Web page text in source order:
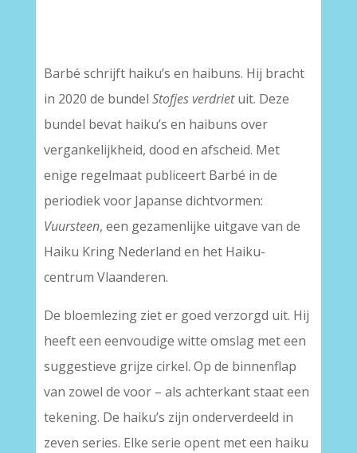
Barbé schrijft haiku’s en haibuns. Hij bracht
in 2020 de bundel Stofjes verdrietuit. Deze
bundel bevat haiku’s en haibuns over
vergankelijkheid, dood en afscheid. Met
enige regelmaat publiceert Barbé in de
periodiek voor Japanse dichtvormen:
Vuursteen, een gezamenlijke uitgave van de
Haiku Kring Nederland en het Haiku-
centrum Vlaanderen.
De bloemlezing ziet er goed verzorgd uit. Hij
heeft een eenvoudige witte omslag met een
suggestieve grijze cirkel. Op de binnenflap
van zowel de voor – als achterkant staat een
tekening. De haiku’s zijn onderverdeeld in
zeven series. Elke serie opent met een haiku